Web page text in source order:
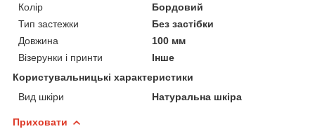
Колір
Бордовий
Тип застежки
Без застібки
Довжина
100 мм
Візерунки і принти
Інше
Користувальницькі характеристики
Вид шкіри
Натуральна шкіра
Приховати